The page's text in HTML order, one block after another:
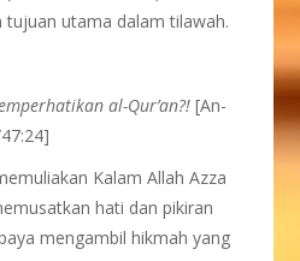
tujuan utama dalam tilawah.
al-Qur’an?! [An-
Kalam Allah Azza
hati dan pikiran
mengambil hikmah yang